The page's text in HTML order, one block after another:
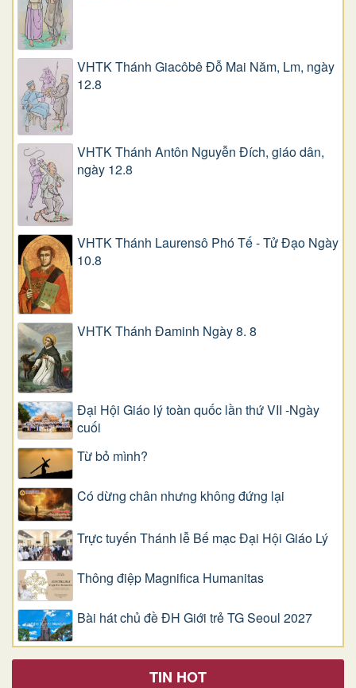
VHTK Thánh Giacôbê Ðỗ Mai Năm, Lm, ngày
12.8
VHTK Thánh Antôn Nguyễn Ðích, giáo dân,
ngày 12.8
VHTK Thánh Laurensô Phó Tế - Tử Đạo Ngày
10.8
VHTK Thánh Đaminh Ngày 8. 8
Đại Hội Giáo lý toàn quốc lần thứ VII -Ngày
cuối
Từ bỏ mình?
Có dừng chân nhưng không đứng lại
Trực tuyến Thánh lễ Bế mạc Đại Hội Giáo Lý
Thông điệp Magnifica Humanitas
Bài hát chủ đề ĐH Giới trẻ TG Seoul 2027
TIN HOT